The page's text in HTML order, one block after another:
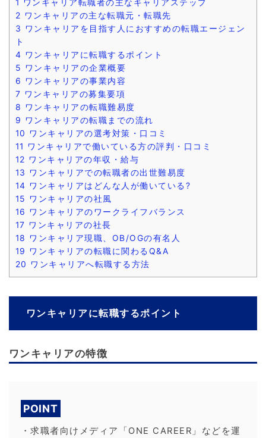
1
ワンキャリア転職者の主なキャリアステップ
2 ワンキャリアの主な転職元・転職先
3 ワンキャリアを目指す人におすすめの転職エージェン
ト
4 ワンキャリアに転職するポイント
5 ワンキャリアの企業概要
6 ワンキャリアの事業内容
7 ワンキャリアの募集要項
8 ワンキャリアの転職難易度
9 ワンキャリアの転職までの流れ
10 ワンキャリアの選考対策・口コミ
11 ワンキャリアで働いている方の評判・口コミ
12 ワンキャリアの年収・給与
13 ワンキャリアでの転職者の出世難易度
14 ワンキャリアはどんな人が働いている?
15 ワンキャリアの社風
16 ワンキャリアのワークライフバランス
17 ワンキャリアの社長
18 ワンキャリア現職、OB/OGの有名人
19 ワンキャリアの転職に関わるQ&A
20 ワンキャリアへ転職する方法
ワンキャリアに転職するポイント
ワンキャリアの特徴
POINT
・求職者向けメディア「ONE CAREER」などを運